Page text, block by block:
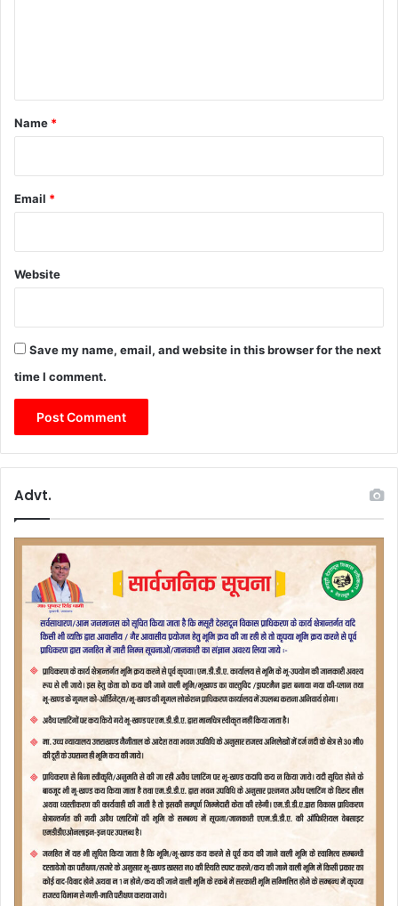
र्प
शि
कि
*
Name *
Email *
Website
Save my name, email, and website in this browser for the next
time I comment.
Advt.